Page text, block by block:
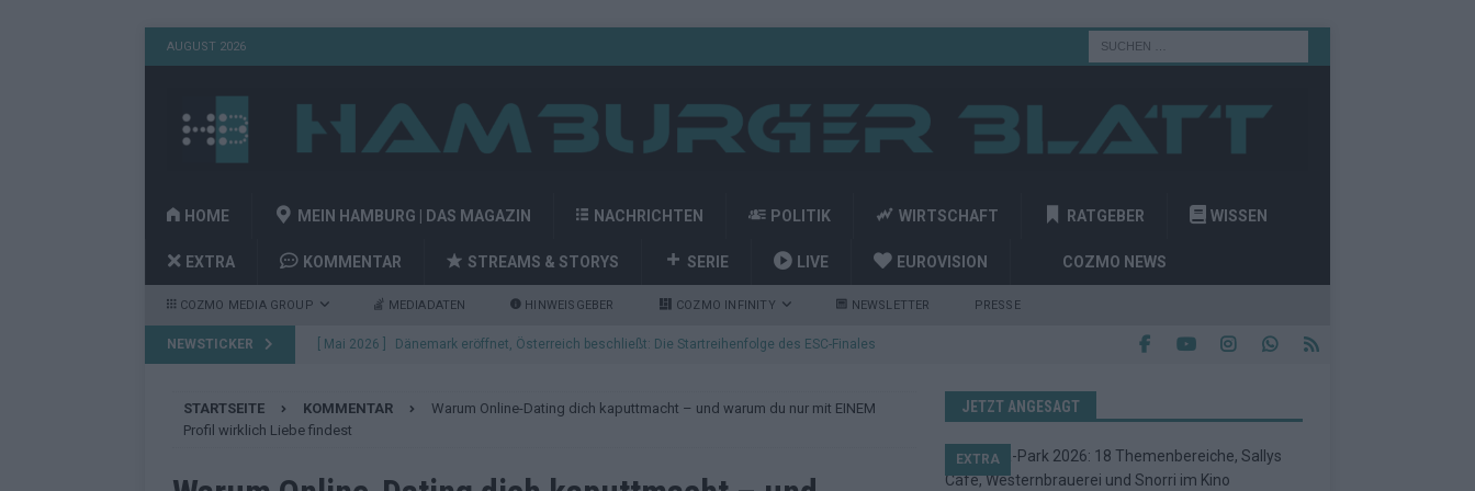
AUGUST 2026
HOME MEIN HAMBURG | DAS MAGAZIN NACHRICHTEN POLITIK WIRTSCHAFT RATGEBER WISSEN
EXTRA KOMMENTAR STREAMS & STORYS SERIE LIVE EUROVISION COZMO NEWS
COZMO MEDIA GROUP MEDIADATEN HINWEISGEBER COZMO INFINITY NEWSLETTER PRESSE
NEWSTICKER [ Mai 2026 ] Dänemark eröffnet, Österreich beschließt: Die Startreihenfolge des ESC-Finales
[ Mai 2026 ] Alle 25 ESC-Finalisten auf dem Prüfstand: Stärken, Schwächen und unsere Tipps
STARTSEITE KOMMENTAR
Warum Online-Dating dich kaputtmacht – und warum du nur mit EINEM
Profil wirklich Liebe findest
JETZT ANGESAGT
EXTRA